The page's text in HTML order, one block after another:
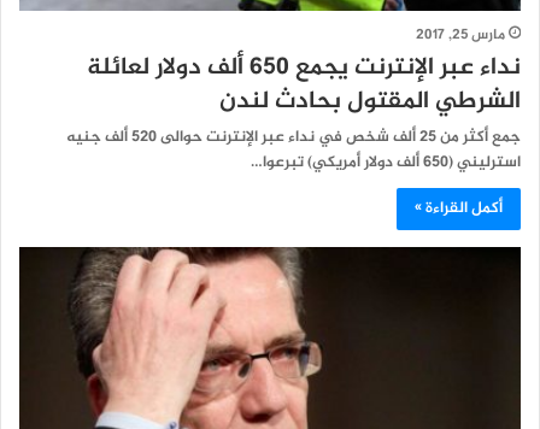
مارس 25, 2017
نداء عبر الإنترنت يجمع 650 ألف دولار لعائلة
الشرطي المقتول بحادث لندن
جمع أكثر من 25 ألف شخص في نداء عبر الإنترنت حوالى 520 ألف جنيه
استرليني (650 ألف دولار أمريكي) تبرعوا…
أكمل القراءة »